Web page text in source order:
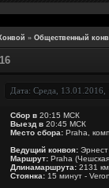
Конвой » Общественный
Дата: Среда,
Сбор в 20:15 МСК
Выезд в 20:45 МСК
Место сбора: Praha,
Ведущий конвоя:
Маршрут: Praha
Длинамаршрута: 2131 км
Стоянка: 15 минут -